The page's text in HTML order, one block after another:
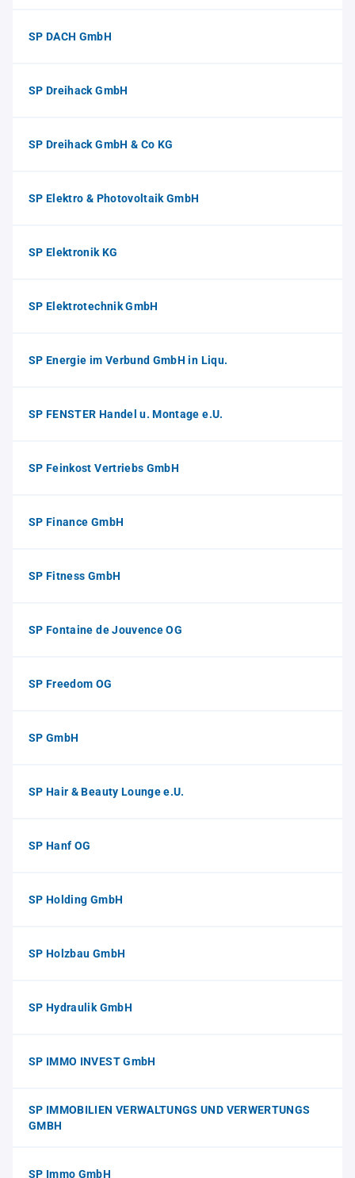
SP DACH GmbH
SP Dreihack GmbH
SP Dreihack GmbH & Co KG
SP Elektro & Photovoltaik GmbH
SP Elektronik KG
SP Elektrotechnik GmbH
SP Energie im Verbund GmbH in Liqu.
SP FENSTER Handel u. Montage e.U.
SP Feinkost Vertriebs GmbH
SP Finance GmbH
SP Fitness GmbH
SP Fontaine de Jouvence OG
SP Freedom OG
SP GmbH
SP Hair & Beauty Lounge e.U.
SP Hanf OG
SP Holding GmbH
SP Holzbau GmbH
SP Hydraulik GmbH
SP IMMO INVEST GmbH
SP IMMOBILIEN VERWALTUNGS UND VERWERTUNGS
GMBH
SP Immo GmbH